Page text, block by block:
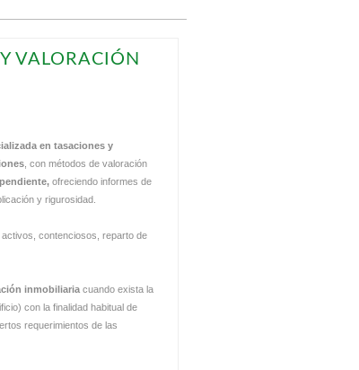
VALORACIÓN
en tasaciones y
, con métodos de valoración
ofreciendo informes de
y rigurosidad.
contenciosos, reparto de
inmobiliariacuando exista la
con la finalidad habitual de
requerimientos de las